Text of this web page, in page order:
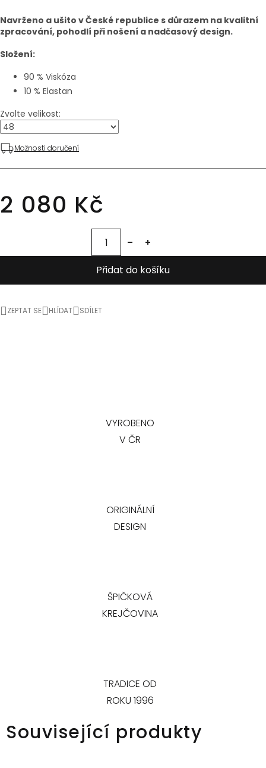
2 080 Kč
Zvolte velikost:
Možnosti doručení
Přidat do košíku
Navrženo a ušito v České republice s důrazem na kvalitní
zpracování, pohodlí při nošení a nadčasový design.
Složení:
90 % Viskóza
10 % Elastan
ZEPTAT SE HLÍDAT SDÍLET
VYROBENO
V ČR
ORIGINÁLNÍ
DESIGN
ŠPIČKOVÁ
KREJČOVINA
TRADICE OD
ROKU 1996
Související produkty